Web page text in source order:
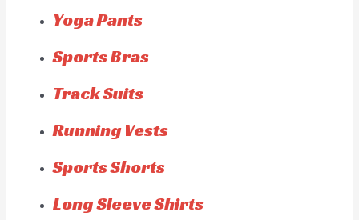
Yoga Pants
Sports Bras
Track Suits
Running Vests
Sports Shorts
Long Sleeve Shirts